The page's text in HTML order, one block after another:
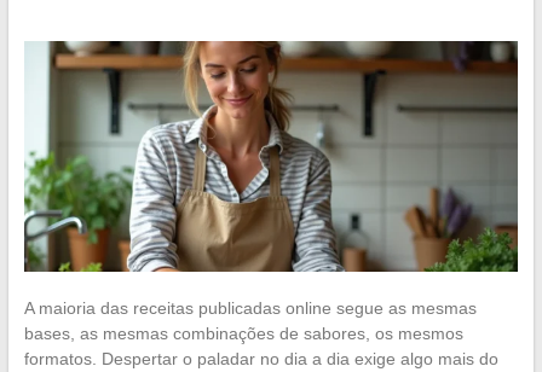
A maioria das receitas publicadas online segue as mesmas
bases, as mesmas combinações de sabores, os mesmos
formatos. Despertar o paladar no dia a dia exige algo mais do